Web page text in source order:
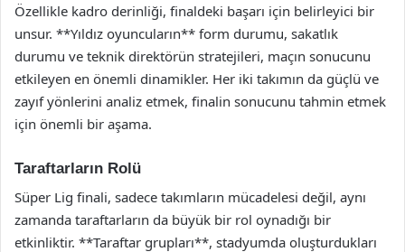
Özellikle kadro derinliği, finaldeki başarı için belirleyici bir
unsur. **Yıldız oyuncuların** form durumu, sakatlık
durumu ve teknik direktörün stratejileri, maçın sonucunu
etkileyen en önemli dinamikler. Her iki takımın da güçlü ve
zayıf yönlerini analiz etmek, finalin sonucunu tahmin etmek
için önemli bir aşama.
Taraftarların Rolü
Süper Lig finali, sadece takımların mücadelesi değil, aynı
zamanda taraftarların da büyük bir rol oynadığı bir
etkinliktir. **Taraftar grupları**, stadyumda oluşturdukları